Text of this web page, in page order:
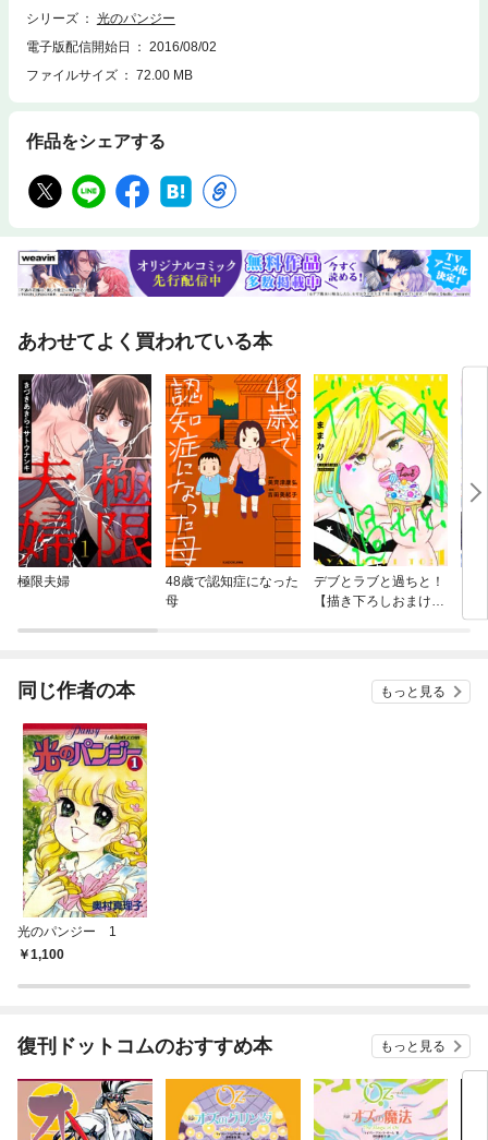
シリーズ
光のパンジー
電子版配信開始日
2016/08/02
ファイルサイズ
72.00 MB
作品をシェアする
あわせてよく買われている本
極限夫婦
48歳で認知症になった
母
デブとラブと過ちと！
【描き下ろしおまけ付
ラ
同じ作者の本 もっと見る
光のパンジー 1
1,100
復刊ドットコムのおすすめ本 もっと見る